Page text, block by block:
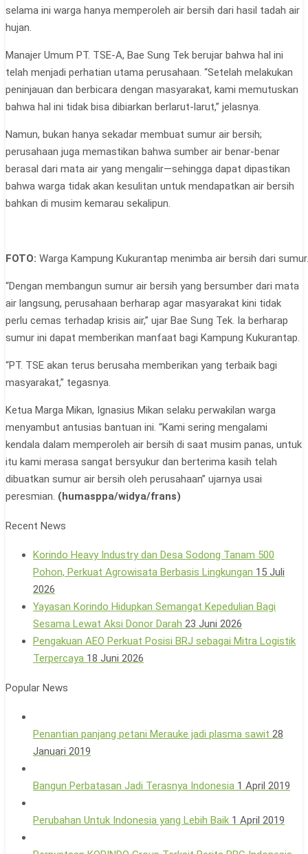
selama ini warga hanya memperoleh air bersih dari hasil tadah air
hujan.
Manajer Umum PT. TSE-A, Bae Sung Tek berujar bahwa hal ini
telah menjadi perhatian utama perusahaan. “Setelah melakukan
peninjauan dan berbicara dengan masyarakat, kami memutuskan
bahwa hal ini tidak bisa dibiarkan berlarut-larut,” jelasnya.
Namun, bukan hanya sekadar membuat sumur air bersih;
perusahaan juga memastikan bahwa sumber air benar-benar
berasal dari mata air yang mengalir—sehingga dapat dipastikan
bahwa warga tidak akan kesulitan untuk mendapatkan air bersih
bahkan di musim kemarau sekalipun.
FOTO: Warga Kampung Kukurantap menimba air bersih dari sumur.
“Dengan membangun sumur air bersih yang bersumber dari mata
air langsung, perusahaan berharap agar masyarakat kini tidak
perlu cemas terhadap krisis air,” ujar Bae Sung Tek. Ia berharap
sumur ini dapat memberikan manfaat bagi Kampung Kukurantap.
“PT. TSE akan terus berusaha memberikan yang terbaik bagi
masyarakat,” tegasnya.
Ketua Marga Mikan, Ignasius Mikan selaku perwakilan warga
menyambut antusias bantuan ini. “Kami sering mengalami
kendala dalam memperoleh air bersih di saat musim panas, untuk
itu kami merasa sangat bersyukur dan berterima kasih telah
dibuatkan sumur air bersih oleh perusahaan” ujarnya usai
peresmian. (humasppa/widya/frans)
Recent News
Korindo Heavy Industry dan Desa Sodong Tanam 500
Pohon, Perkuat Agrowisata Berbasis Lingkungan 15 Juli
2026
Yayasan Korindo Hidupkan Semangat Kepedulian Bagi
Sesama Lewat Aksi Donor Darah 23 Juni 2026
Pengakuan AEO Perkuat Posisi BRJ sebagai Mitra Logistik
Terpercaya 18 Juni 2026
Popular News
Penantian panjang petani Merauke jadi plasma sawit 28
Januari 2019
Bangun Perbatasan Jadi Terasnya Indonesia 1 April 2019
Perubahan Untuk Indonesia yang Lebih Baik 1 April 2019